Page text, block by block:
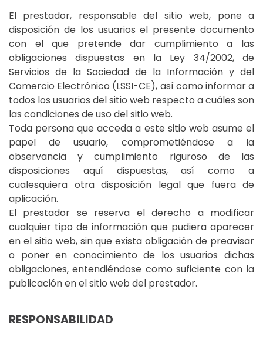
El prestador, responsable del sitio web, pone a
disposición de los usuarios el presente documento
con el que pretende dar cumplimiento a las
obligaciones dispuestas en la Ley 34/2002, de
Servicios de la Sociedad de la Información y del
Comercio Electrónico (LSSI-CE), así como informar a
todos los usuarios del sitio web respecto a cuáles son
las condiciones de uso del sitio web.
Toda persona que acceda a este sitio web asume el
papel de usuario, comprometiéndose a la
observancia y cumplimiento riguroso de las
disposiciones aquí dispuestas, así como a
cualesquiera otra disposición legal que fuera de
aplicación.
El prestador se reserva el derecho a modificar
cualquier tipo de información que pudiera aparecer
en el sitio web, sin que exista obligación de preavisar
o poner en conocimiento de los usuarios dichas
obligaciones, entendiéndose como suficiente con la
publicación en el sitio web del prestador.
RESPONSABILIDAD